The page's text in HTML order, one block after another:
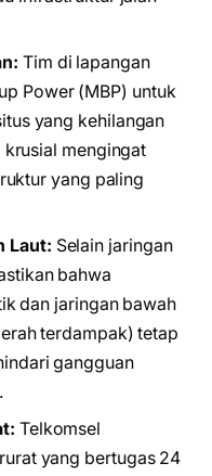
Tim di lapangan
Power (MBP) untuk
yang kehilangan
mengingat
yang paling
Laut: Selain jaringan
bahwa
dan jaringan bawah
terdampak) tetap
gangguan
Telkomsel
yang bertugas 24